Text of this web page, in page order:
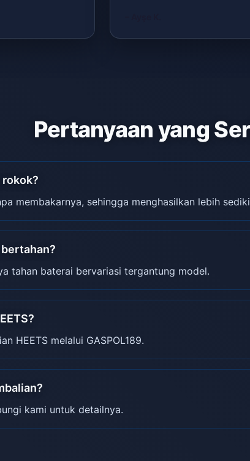
Pertanyaan yang
rokok?
membakarnya, sehingga menghasilkan lebih
tahan baterai bervariasi tergantung model.
HEETS melalui GASPOL189.
kami untuk detailnya.